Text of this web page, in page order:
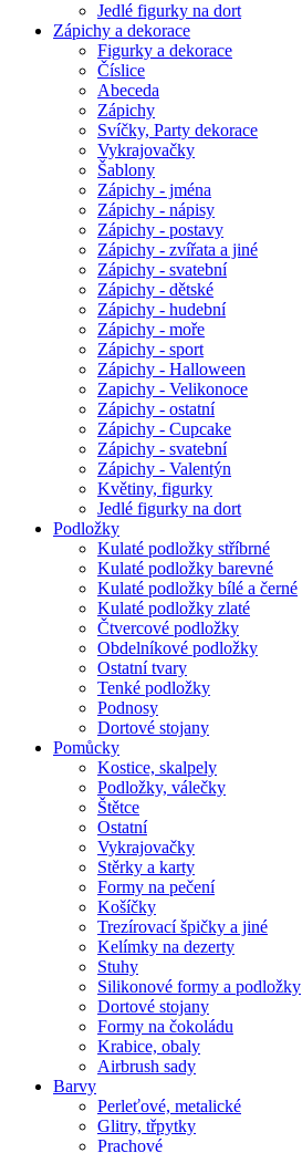
Jedlé figurky na dort
Zápichy a dekorace
Figurky a dekorace
Číslice
Abeceda
Zápichy
Svíčky, Party dekorace
Vykrajovačky
Šablony
Zápichy - jména
Zápichy - nápisy
Zápichy - postavy
Zápichy - zvířata a jiné
Zápichy - svatební
Zápichy - dětské
Zápichy - hudební
Zápichy - moře
Zápichy - sport
Zápichy - Halloween
Zapichy - Velikonoce
Zápichy - ostatní
Zápichy - Cupcake
Zápichy - svatební
Zápichy - Valentýn
Květiny, figurky
Jedlé figurky na dort
Podložky
Kulaté podložky stříbrné
Kulaté podložky barevné
Kulaté podložky bílé a černé
Kulaté podložky zlaté
Čtvercové podložky
Obdelníkové podložky
Ostatní tvary
Tenké podložky
Podnosy
Dortové stojany
Pomůcky
Kostice, skalpely
Podložky, válečky
Štětce
Ostatní
Vykrajovačky
Stěrky a karty
Formy na pečení
Košíčky
Trezírovací špičky a jiné
Kelímky na dezerty
Stuhy
Silikonové formy a podložky
Dortové stojany
Formy na čokoládu
Krabice, obaly
Airbrush sady
Barvy
Perleťové, metalické
Glitry, třpytky
Prachové